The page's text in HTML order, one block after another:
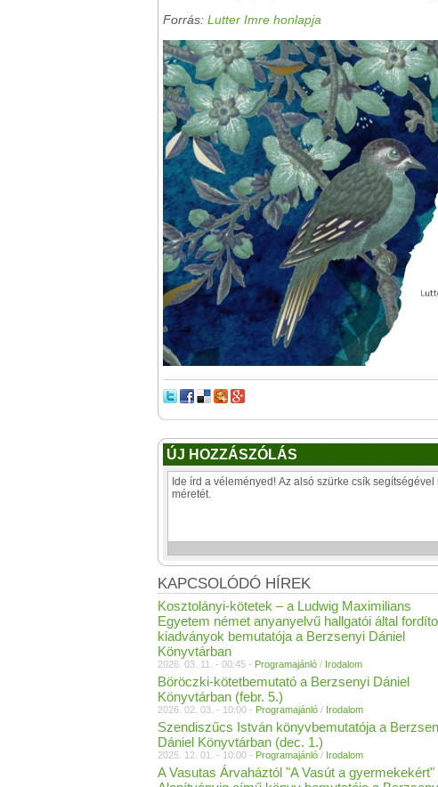
Forrás: Lutter Imre honlapja
ÚJ HOZZÁSZÓLÁS
KAPCSOLÓDÓ HÍREK
Kosztolányi-kötetek – a Ludwig Maximilians
Egyetem német anyanyelvű hallgatói által
kiadványok bemutatója a Berzsenyi Dániel
Könyvtárban
2026. 03. 11. - 00:45 - Programajánló / Irodalom
Böröczki-kötetbemutató a Berzsenyi Dániel
Könyvtárban (febr. 5.)
2026. 02. 03. - 10:00 - Programajánló / Irodalom
Szendiszűcs István könyvbemutatója a
Dániel Könyvtárban (dec. 1.)
2025. 12. 01. - 10:00 - Programajánló / Irodalom
A Vasutas Árvaháztól "A Vasút a gyermekekért"